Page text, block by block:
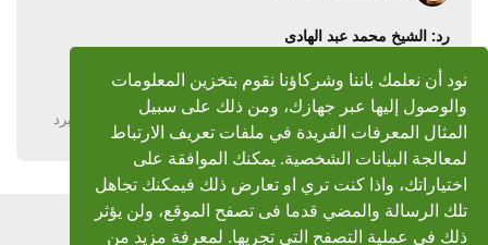
نود أن نعلمك باننا وشركاؤنا نقوم بتخزين المعلومات
والوصول إليها عبر جهازك، ومن ذلك على سبيل
المثال المعرفات الفريدة في ملفات تعريف الارتباط
لمعالجة البيانات الشخصية. يمكنك الموافقة على
اختياراتك، واذا كنت تري او تعارض ذلك فيمكنك تجاهل
تلك الرسالة والمضي قدما فى تصفح الموقع، ولن يؤثر
ذلك في عملية التصفح التي تجريها. لمعرفة مزيد من
رد: الشيخ محمد عبد الهادى
جزاك الله خيرا واكرمك
يرد
اضف رد